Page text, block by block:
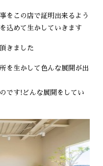
をこの店で証明出来るよう
込めて生かしていきます
きました
を生かして色んな展開が出
です!どんな展開をしてい